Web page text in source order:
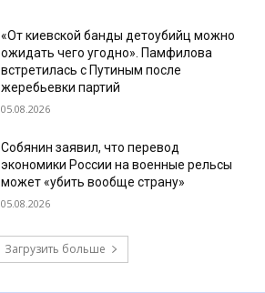
«От киевской банды детоубийц можно
ожидать чего угодно». Памфилова
встретилась с Путиным после
жеребьевки партий
05.08.2026
Собянин заявил, что перевод
экономики России на военные рельсы
может «убить вообще страну»
05.08.2026
Загрузить больше